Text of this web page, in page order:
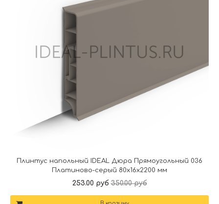
Плинтус напольный IDEAL Дюра Прямоугольный 036
Платиново-серый 80x16x2200 мм
253.00 руб 350.00 руб